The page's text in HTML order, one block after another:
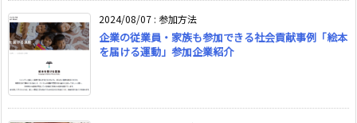
2024/08/07 : 参加方法
企業の従業員・家族も参加できる社会貢献事例「絵本
を届ける運動」参加企業紹介